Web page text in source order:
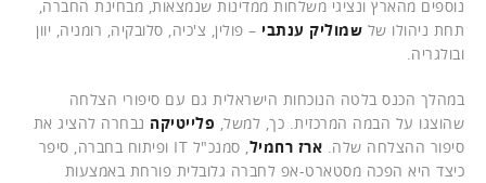
נוספים מהארץ ונציגי משלחות ממדינות שנמצאות, מבחינת החברה,
תחת ניהולו של שמוליק ענתבי – פולין, צ'כיה, סלובקיה, רומניה, יוון
ובולגריה.
במהלך הכנס בלטה הנוכחות הישראלית גם עם סיפורי הצלחה
שהוצגו על הבמה המרכזית. כך, למשל, פלייטיקה נבחרה להציג את
סיפור ההצלחה שלה. ארז רחמיל
, סמנכ"ל IT ופיתוח בחברה, סיפר
כיצד היא הפכה מסטארט-אפ לחברה גלובלית פורחת באמצעות